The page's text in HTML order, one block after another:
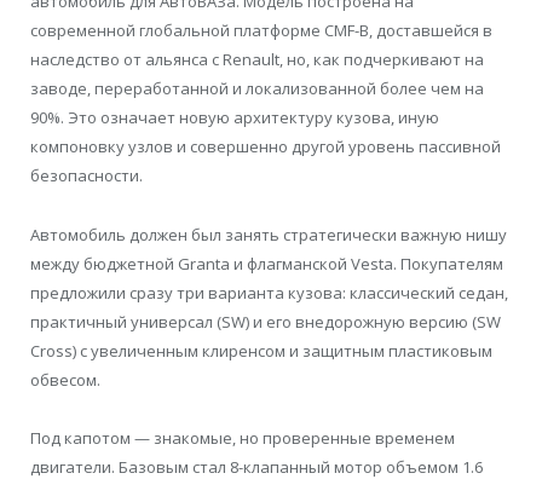
современной глобальной платформе CMF-B, доставшейся в
наследство от альянса с Renault, но, как подчеркивают на
заводе, переработанной и локализованной более чем на
90%. Это означает новую архитектуру кузова, иную
компоновку узлов и совершенно другой уровень пассивной
безопасности.
Автомобиль должен был занять стратегически важную нишу
между бюджетной Granta и флагманской Vesta. Покупателям
предложили сразу три варианта кузова: классический седан,
практичный универсал (SW) и его внедорожную версию (SW
Cross) с увеличенным клиренсом и защитным пластиковым
обвесом.
Под капотом — знакомые, но проверенные временем
двигатели. Базовым стал 8-клапанный мотор объемом 1.6